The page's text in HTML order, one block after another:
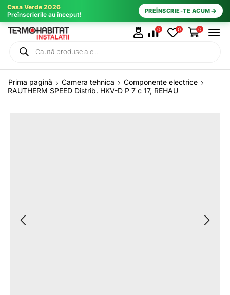
Casa Verde 2026
Preînscrierile au început!
PREÎNSCRIE-TE ACUM→
0 0 0
Prima pagină Camera tehnica
Componente electrice
RAUTHERM SPEED Distrib. HKV-D P 7 c 17, REHAU